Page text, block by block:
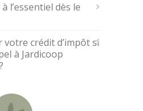
l’essentiel dès le
crédit d’impôt si
à Jardicoop